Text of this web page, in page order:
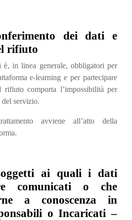
dei dati e
rifiuto
in linea generale, obbligatori per
e-learning e per partecipare
comporta l’impossibilità per
del servizio.
avviene all’atto della
ai quali i dati
comunicati o che
a conoscenza in
o Incaricati –